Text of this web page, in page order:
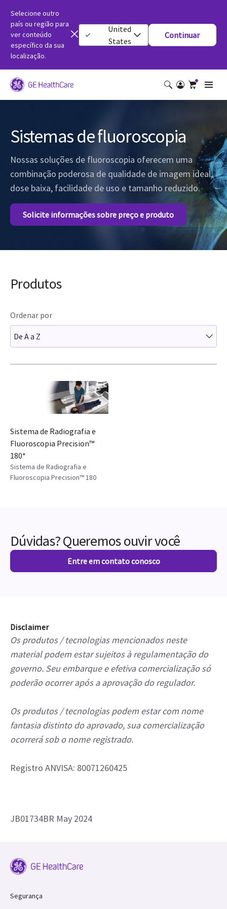
Selecione outro
país ou região para
ver conteúdo
específico da sua
localização.
United
States
Continuar
Sistemas de fluoroscopia
Nossas soluções de fluoroscopia oferecem uma
combinação poderosa de qualidade de imagem ideal,
dose baixa, facilidade de uso e tamanho reduzido.
Solicite informações sobre preço e produto
Produtos
Ordenar por
De A a Z
Sistema de Radiografia e
Fluoroscopia Precision™
180*
Sistema de Radiografia e
Fluoroscopia Precision™ 180
Dúvidas? Queremos ouvir você
Entre em contato conosco
Disclaimer
Os produtos / tecnologias mencionados neste
material podem estar sujeitos à regulamentação do
governo. Seu embarque e efetiva comercialização só
poderão ocorrer após a aprovação do regulador.
Os produtos / tecnologias podem estar com nome
fantasia distinto do aprovado, sua comercialização
ocorrerá sob o nome registrado.
Registro ANVISA: 80071260425
JB01734BR May 2024
Segurança